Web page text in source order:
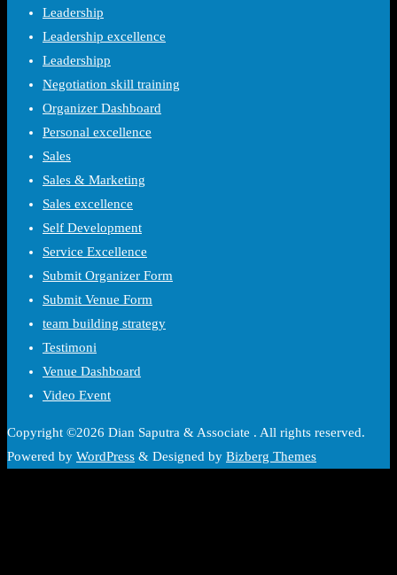
Leadership
Leadership excellence
Leadershipp
Negotiation skill training
Organizer Dashboard
Personal excellence
Sales
Sales & Marketing
Sales excellence
Self Development
Service Excellence
Submit Organizer Form
Submit Venue Form
team building strategy
Testimoni
Venue Dashboard
Video Event
Copyright ©2026 Dian Saputra & Associate . All rights reserved.
Powered by WordPress & Designed by Bizberg Themes